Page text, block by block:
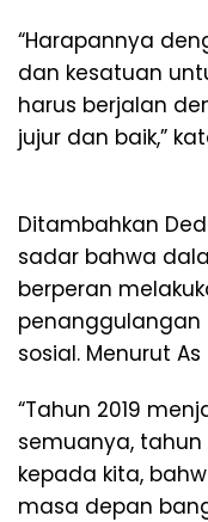
“Harapannya
dan kesatuan
harus berjalan
jujur dan baik,”
Ditambahkan
sadar bahwa
berperan
sosial. Menurut As
“Tahun 2019
semuanya,
kepada kita,
masa depan